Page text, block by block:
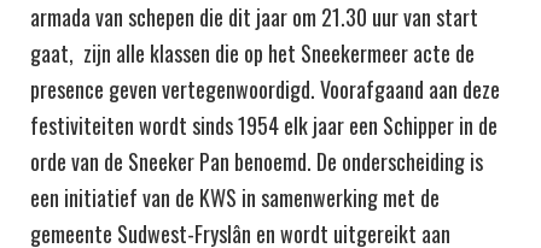
armada van schepen die dit jaar om 21.30 uur van start
gaat, zijn alle klassen die op het Sneekermeer acte de
presence geven vertegenwoordigd. Voorafgaand aan deze
festiviteiten wordt sinds 1954 elk jaar een Schipper in de
orde van de Sneeker Pan benoemd. De onderscheiding is
een initiatief van de KWS in samenwerking met de
gemeente Sudwest-Fryslân en wordt uitgereikt aan